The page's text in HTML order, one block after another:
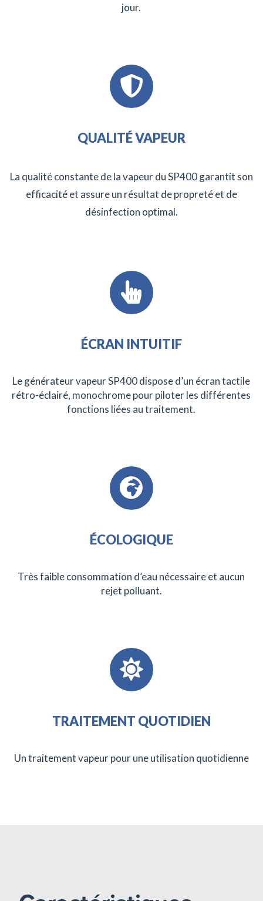
jour.
QUALITÉ VAPEUR
La qualité constante de la vapeur du SP400 garantit son
efficacité et assure un résultat de propreté et de
désinfection optimal.
ÉCRAN INTUITIF
Le générateur vapeur SP400 dispose d’un écran tactile
rétro-éclairé, monochrome pour piloter les différentes
fonctions liées au traitement.
ÉCOLOGIQUE
Très faible consommation d’eau nécessaire et aucun
rejet polluant.
TRAITEMENT QUOTIDIEN
Un traitement vapeur pour une utilisation quotidienne